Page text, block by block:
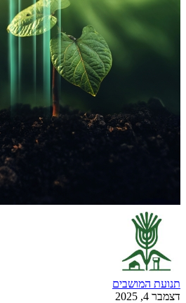
תנועת המושבים
דצמבר 4, 2025